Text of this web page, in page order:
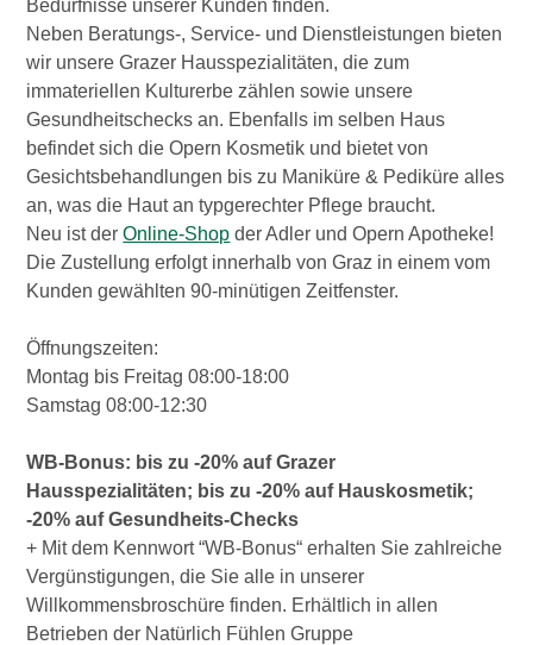
Bedürfnisse unserer Kunden finden.
Neben Beratungs-, Service- und Dienstleistungen bieten
wir unsere Grazer Hausspezialitäten, die zum
immateriellen Kulturerbe zählen sowie unsere
Gesundheitschecks an. Ebenfalls im selben Haus
befindet sich die Opern Kosmetik und bietet von
Gesichtsbehandlungen bis zu Maniküre & Pediküre alles
an, was die Haut an typgerechter Pflege braucht.
Neu ist derOnline-Shop der Adler und Opern Apotheke!
Die Zustellung erfolgt innerhalb von Graz in einem vom
Kunden gewählten 90-minütigen Zeitfenster.
Öffnungszeiten:
Montag bis Freitag 08:00-18:00
Samstag 08:00-12:30
WB-Bonus: bis zu -20% auf Grazer
Hausspezialitäten; bis zu -20% auf Hauskosmetik;
-20% auf Gesundheits-Checks
+ Mit dem Kennwort “WB-Bonus“ erhalten Sie zahlreiche
Vergünstigungen, die Sie alle in unserer
Willkommensbroschüre finden. Erhältlich in allen
Betrieben der Natürlich Fühlen Gruppe